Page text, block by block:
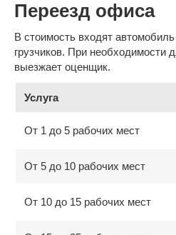
Переезд офиса
В стоимость входят
грузчиков. При необходимости
выезжает оценщик.
Услуга
От 1 до 5 рабочих мест
От 5 до 10 рабочих мест
От 10 до 15 рабочих мест